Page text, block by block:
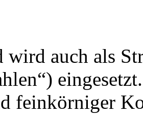
wird auch als
feinkörniger